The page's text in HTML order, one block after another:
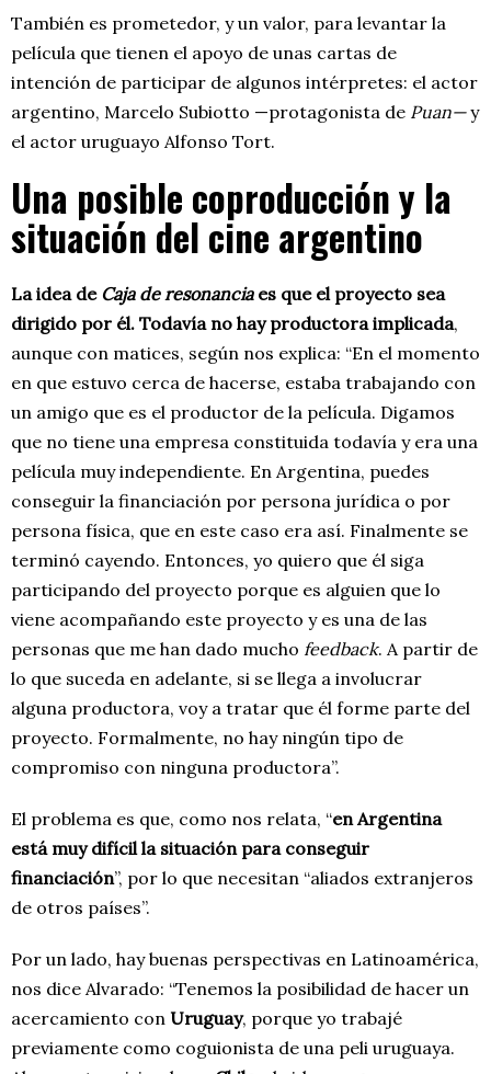
También es prometedor, y un valor, para levantar la
película que tienen el apoyo de unas cartas de
intención de participar de algunos intérpretes: el actor
argentino, Marcelo Subiotto —protagonista de Puan—y
el actor uruguayo Alfonso Tort.
Una posible coproducción y la
situación del cine argentino
La idea de Caja de resonanciaes que el proyecto sea
dirigido por él. Todavía no hay productora implicada,
aunque con matices, según nos explica: “En el momento
en que estuvo cerca de hacerse, estaba trabajando con
un amigo que es el productor de la película. Digamos
que no tiene una empresa constituida todavía y era una
película muy independiente. En Argentina, puedes
conseguir la financiación por persona jurídica o por
persona física, que en este caso era así. Finalmente se
terminó cayendo. Entonces, yo quiero que él siga
participando del proyecto porque es alguien que lo
viene acompañando este proyecto y es una de las
personas que me han dado mucho feedback. A partir de
lo que suceda en adelante, si se llega a involucrar
alguna productora, voy a tratar que él forme parte del
proyecto. Formalmente, no hay ningún tipo de
compromiso con ninguna productora”.
El problema es que, como nos relata, “en Argentina
está muy difícil la situación para conseguir
financiación”, por lo que necesitan “aliados extranjeros
de otros países”.
Por un lado, hay buenas perspectivas en Latinoamérica,
nos dice Alvarado: “Tenemos la posibilidad de hacer un
acercamiento con Uruguay, porque yo trabajé
previamente como coguionista de una peli uruguaya.